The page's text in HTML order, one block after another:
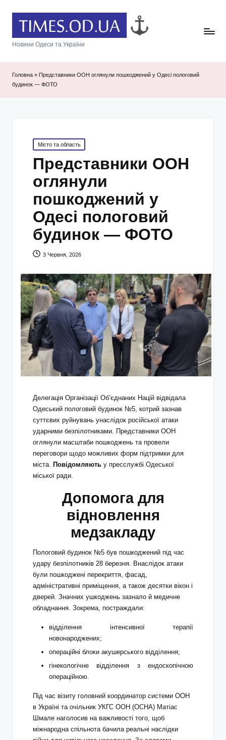
Новини Одеси та України
Головна » Представники ООН оглянули пошкоджений у Одесі пологовий
будинок — ФОТО
Posted
in
Місто та область
Представники ООН
оглянули
пошкоджений у
Одесі пологовий
будинок — ФОТО
3 Червня, 2026
Делегація Організації Об’єднаних Націй відвідала
Одеський пологовий будинок №5, котрий зазнав
суттєвих руйнувань унаслідок російської атаки
ударними безпілотниками. Представники ООН
оглянули масштаби пошкоджень та провели
переговори щодо можливих форм підтримки для
міста.
Повідомляють у пресслужбі Одеської
міської ради.
Допомога для
відновлення
медзакладу
Пологовий будинок №5 був пошкоджений під час
удару безпілотників 28 березня. Внаслідок атаки
були пошкоджені перекриття, фасад,
адміністративні приміщення, а також десятки вікон і
дверей. Значних ушкоджень зазнало й медичне
обладнання. Зокрема, постраждали:
відділення інтенсивної терапії
новонароджених;
операційні блоки акушерського відділення;
гінекологічне відділення з ендоскопічною
операційною.
Під час візиту головний координатор системи ООН
в Україні та очільник УКГС ООН (OCHA) Матіас
Шмале наголосив на важливості того, щоб
міжнародна спільнота бачила реальні наслідки